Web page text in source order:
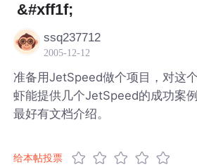
&#xff1f;
ssq237712
2005-12-12
准备用JetSpeed做个项目，对这
虾能提供几个JetSpeed的成功案
最好有文档介绍。
给本帖投票